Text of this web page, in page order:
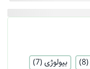
(8) بیولوژی (7)